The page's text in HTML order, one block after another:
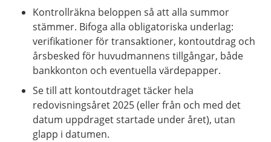
Kontrollräkna beloppen så att alla summor
stämmer. Bifoga alla obligatoriska underlag:
verifikationer för transaktioner, kontoutdrag och
årsbesked för huvudmannens tillgångar, både
bankkonton och eventuella värdepapper. ​
Se till att kontoutdraget täcker hela
redovisningsåret 2025 (eller från och med det
datum uppdraget startade under året), utan
glapp i datumen.​